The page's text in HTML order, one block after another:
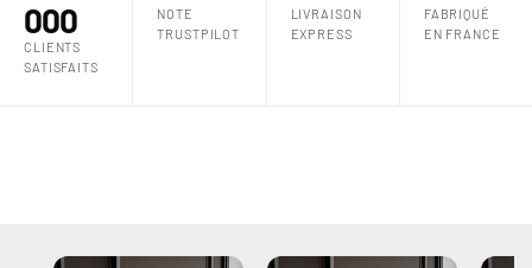
000
CLIENTS
SATISFAITS
NOTE
TRUSTPILOT
LIVRAISON
EXPRESS
FABRIQUÉ
EN FRANCE